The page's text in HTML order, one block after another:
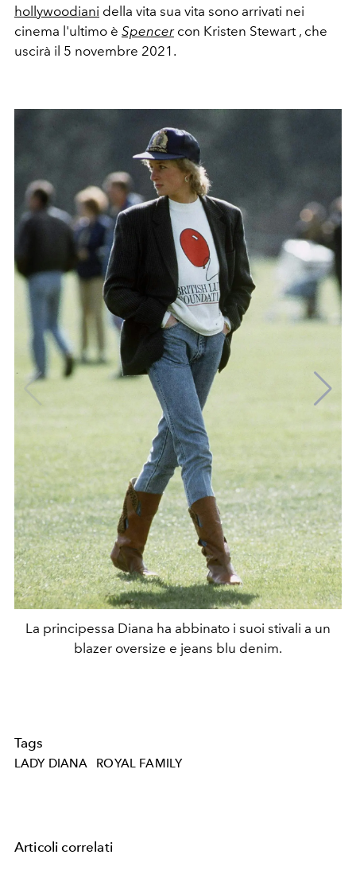
hollywoodiani della vita sua vita sono arrivati nei
cinema l'ultimo è Spencercon Kristen Stewart , che
uscirà il 5 novembre 2021.
La principessa Diana ha abbinato i suoi stivali a un
blazer oversize e jeans blu denim.
Tags
LADY DIANA ROYAL FAMILY
Articoli correlati